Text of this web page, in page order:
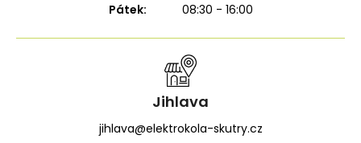
Pátek:
08:30 - 16:00
Jihlava
jihlava@elektrokola-skutry.cz